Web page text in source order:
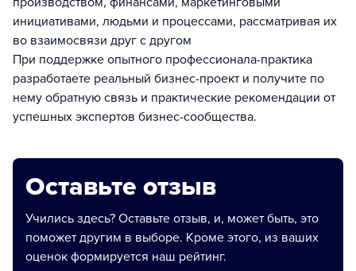
инициативами, людьми и процессами, рассматривая их
во взаимосвязи друг с другом
При поддержке опытного профессионала-практика
разработаете реальный бизнес-проект и получите по
нему обратную связь и практические рекомендации от
успешных экспертов бизнес-сообщества.
Оставьте отзыв
Учились здесь? Оставьте отзыв, и, может быть, это
поможет другим в выборе. Кроме этого, из ваших
оценок формируется наш рейтинг.